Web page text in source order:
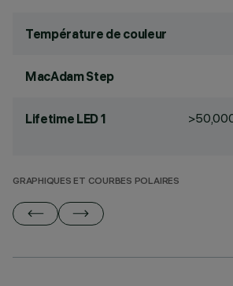
Température de couleur
MacAdam Step
Lifetime LED 1
GRAPHIQUES ET COURBES POLAIRES